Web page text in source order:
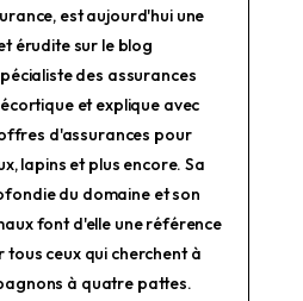
est aujourd'hui une
érudite sur le blog
des assurances
et explique avec
d'assurances pour
lapins et plus encore. Sa
du domaine et son
font d'elle une référence
ceux qui cherchent à
à quatre pattes.